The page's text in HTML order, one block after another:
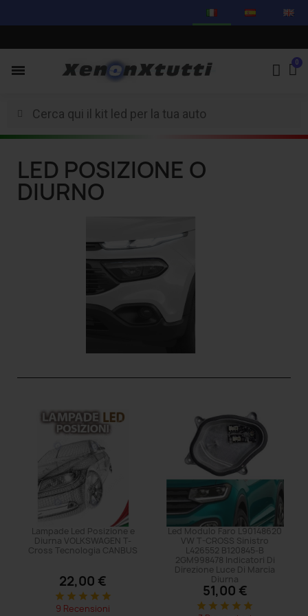
LED POSIZIONE O
DIURNO
Lampade Led Posizione e
Diurna VOLKSWAGEN T-
Cross Tecnologia CANBUS
22,00 €
star star star star star
9 Recensioni
Led Modulo Faro L90148620
VW T-CROSS Sinistro
L426552 B120845-B
2GM998478 Indicatori Di
Direzione Luce Di Marcia
Diurna
51,00 €
star star star star star